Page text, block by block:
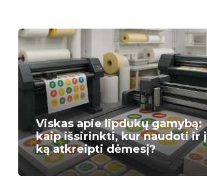
Viskas apie lipdukų gamybą:
kaip išsirinkti, kur naudoti ir į
ką atkreipti dėmesį?